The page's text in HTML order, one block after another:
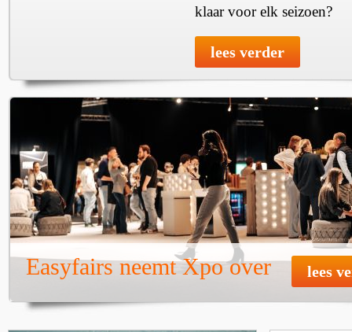
klaar voor elk seizoen?
lees verder
Easyfairs neemt Xpo over lees